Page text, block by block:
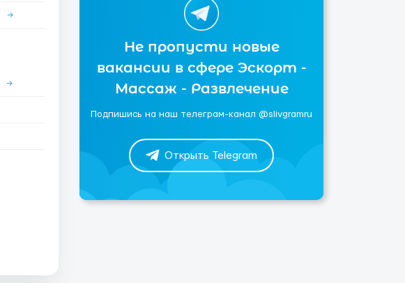
→
→
Не пропусти новые
вакансии в сфере Эскорт -
Массаж - Развлечение
Подпишись на наш телеграм-канал @slivgramru
Открыть Telegram